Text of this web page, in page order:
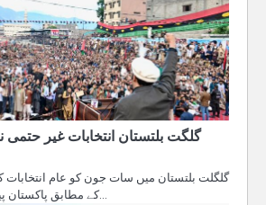
گلگت بلتستان انتخابات غیر حتمی
گلگلت بلتستان میں سات جون کو عام انتخابات
کے مطابق پاکستان پیپلز پارٹی(پی پی پی)…